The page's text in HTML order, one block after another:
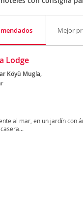
Mejor
Lodge
Köyü Mugla,
al mar, en un jardín con